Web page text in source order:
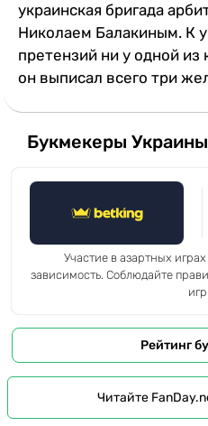
украинская бригада
Николаем Балакиным. К
претензий ни у одной из
он выписал всего три
Букмекеры Украины
Участие в азартных
зависимость. Соблюдайте
Рейтинг
Читайте